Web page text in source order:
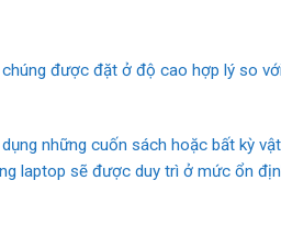
được đặt ở độ cao hợp lý so
những cuốn sách hoặc bất kỳ
laptop sẽ được duy trì ở mức ổn